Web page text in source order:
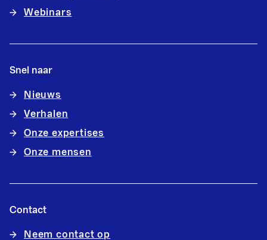
Webinars
Snel naar
Nieuws
Verhalen
Onze expertises
Onze mensen
Contact
Neem contact op